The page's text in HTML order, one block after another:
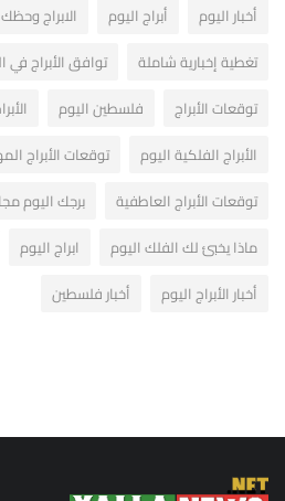
أخبار اليوم أبراج اليوم الابراج
تغطية إخبارية شاملة
توافق الأبراج في
توقعات الأبراج
فلسطين اليوم
الأبراج الفلكية اليوم
توقعات الأبراج
توقعات الأبراج العاطفية
برجك اليوم
ماذا يخبئ لك الفلك اليوم
ابراج اليوم
أخبار الأبراج اليوم
أخبار فلسطين